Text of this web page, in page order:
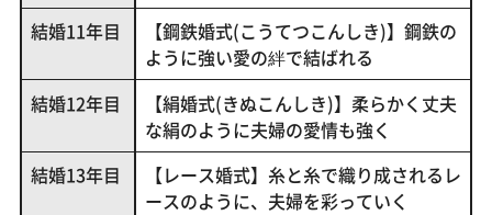
結婚11年目
【鋼鉄婚式(こうてつこんしき)】鋼鉄の
ように強い愛の絆で結ばれる
結婚12年目
【絹婚式(きぬこんしき)】柔らかく丈夫
な絹のように夫婦の愛情も強く
結婚13年目
【レース婚式】糸と糸で織り成されるレ
ースのように、夫婦を彩っていく